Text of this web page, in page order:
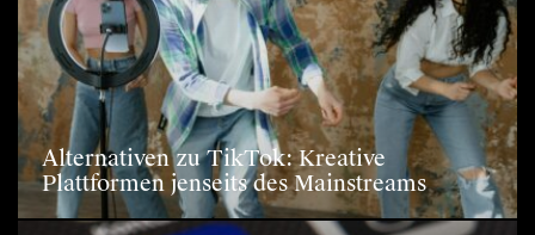
Alternativen zu TikTok: Kreative
Plattformen jenseits des Mainstreams